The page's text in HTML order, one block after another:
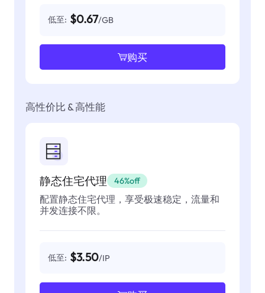
低至: $0.67/GB
购买
高性价比 & 高性能
静态住宅代理 46%off
配置静态住宅代理，享受极速稳定，流量和
并发连接不限。
低至: $3.50/IP